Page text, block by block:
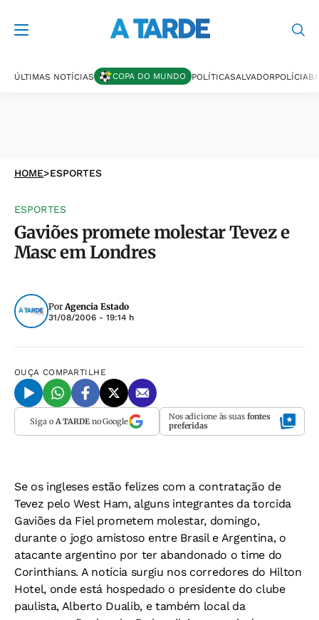
ÚLTIMAS NOTÍCIAS COPA DO MUNDO POLÍTICASALVADORPOLÍCIA
HOME>ESPORTES
ESPORTES
Gaviões promete molestar Tevez e
Masc em Londres
PorAgencia Estado
31/08/2006 - 19:14 h
OUÇA COMPARTILHE
Siga o A TARDEno Google Nos adicione às suas fontes
preferidas
Se os ingleses estão felizes com a contratação de
Tevez pelo West Ham, alguns integrantes da torcida
Gaviões da Fiel prometem molestar, domingo,
durante o jogo amistoso entre Brasil e Argentina, o
atacante argentino por ter abandonado o time do
Corinthians. A notícia surgiu nos corredores do Hilton
Hotel, onde está hospedado o presidente do clube
paulista, Alberto Dualib, e também local da